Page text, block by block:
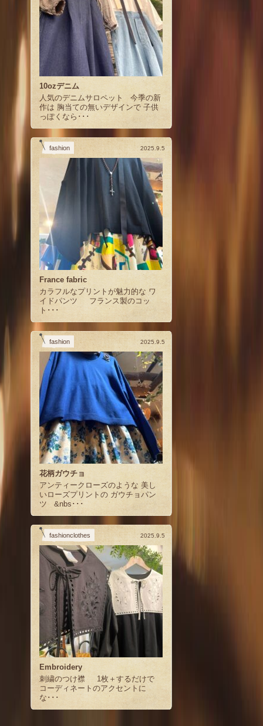
10ozデニム
人気のデニムサロペット 今季の新
作は 胸当ての無いデザインで 子供
っぽくなら･･･
fashion 2025.9.5
France fabric
カラフルなプリントが魅力的な ワ
イドパンツ フランス製のコッ
ト･･･
fashion 2025.9.5
花柄ガウチョ
アンティークローズのような 美し
いローズプリントの ガウチョパン
ツ &nbs･･･
fashionclothes 2025.9.5
Embroidery
刺繍のつけ襟 1枚＋するだけで
コーディネートのアクセントに
な･･･